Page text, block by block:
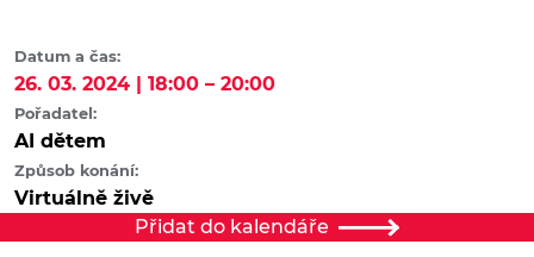
Datum a čas:
26. 03. 2024 | 18:00 – 20:00
Pořadatel:
AI dětem
Způsob konání:
Virtuálně živě
Přidat do kalendáře